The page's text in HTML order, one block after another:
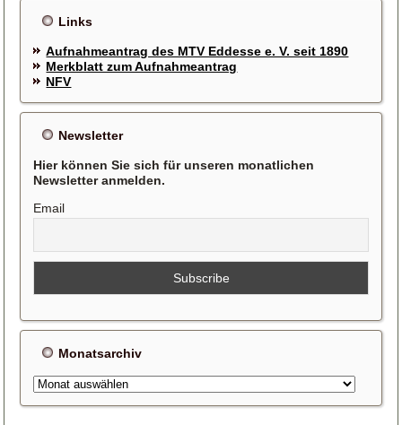
Links
Aufnahmeantrag des MTV Eddesse e. V. seit 1890
Merkblatt zum Aufnahmeantrag
NFV
Newsletter
Hier können Sie sich für unseren monatlichen
Newsletter anmelden.
Email
Monatsarchiv
Monatsarchiv